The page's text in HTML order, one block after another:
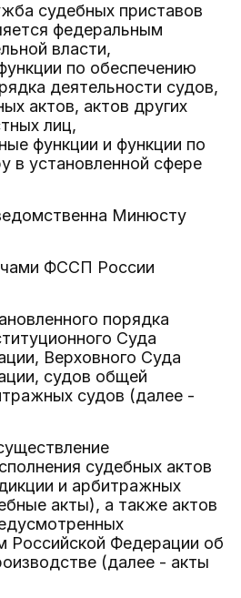
судебных приставов
федеральным
власти,
по обеспечению
деятельности судов,
актов, актов других
лиц,
функции и функции по
в установленной сфере
Минюсту
ФССП России
порядка
Суда
Верховного Суда
судов общей
судов (далее -
судебных актов
и арбитражных
акты), а также актов
Российской Федерации об
(далее - акты